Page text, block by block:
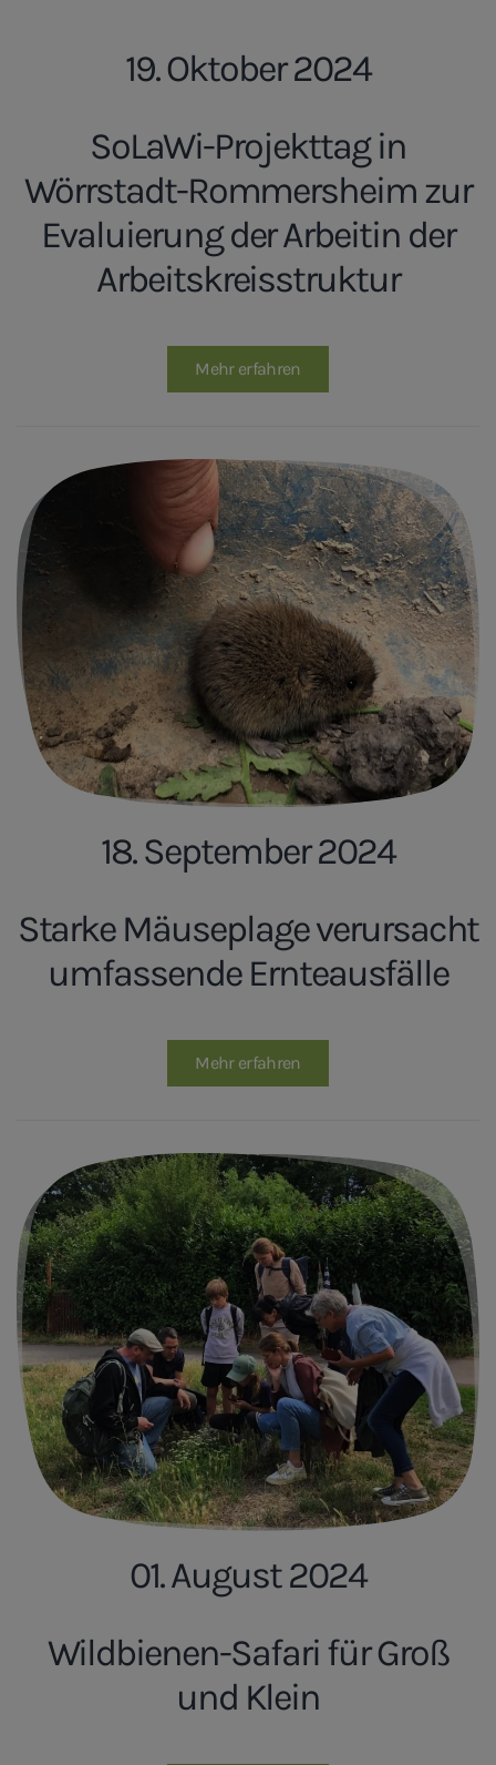
19. Oktober 2024
SoLaWi-Projekttag in
Wörrstadt-Rommersheim zur
Evaluierung der Arbeitin der
Arbeitskreisstruktur
Mehr erfahren
18. September 2024
Starke Mäuseplage verursacht
umfassende Ernteausfälle
Mehr erfahren
01. August 2024
Wildbienen-Safari für Groß
und Klein